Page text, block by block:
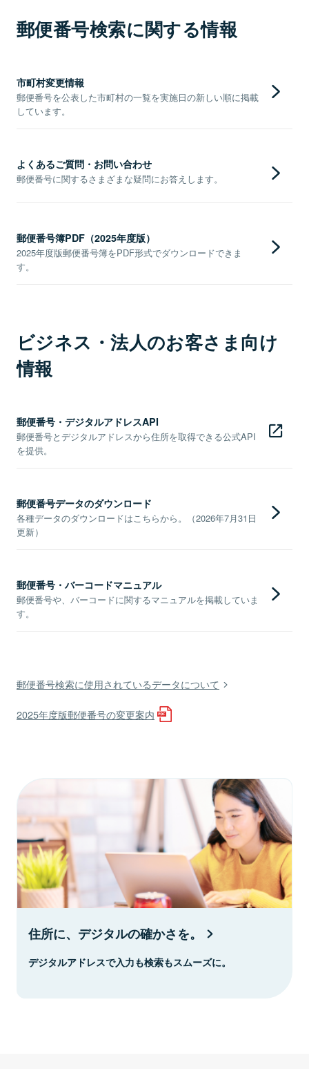
郵便番号検索に関する情報
市町村変更情報
郵便番号を公表した市町村の一覧を実施日の新しい順に掲載
しています。
よくあるご質問・お問い合わせ
郵便番号に関するさまざまな疑問にお答えします。
郵便番号簿PDF（2025年度版）
2025年度版郵便番号簿をPDF形式でダウンロードできま
す。
ビジネス・法人のお客さま向け
情報
郵便番号・デジタルアドレスAPI
郵便番号とデジタルアドレスから住所を取得できる公式API
を提供。
郵便番号データのダウンロード
各種データのダウンロードはこちらから。（2026年7月31日
更新）
郵便番号・バーコードマニュアル
郵便番号や、バーコードに関するマニュアルを掲載していま
す。
郵便番号検索に使用されているデータについて
2025年度版郵便番号の変更案内
住所に、デジタルの確かさを。
デジタルアドレスで入力も検索もスムーズに。